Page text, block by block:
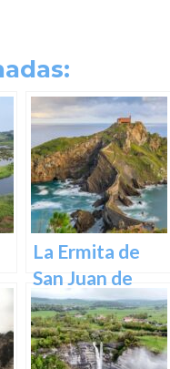
La Ermita de
San Juan de
Gaztelugatxe:
Historia, Ruta y
Experiencia